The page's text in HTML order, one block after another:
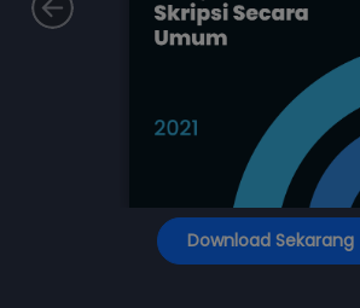
Download Sekarang